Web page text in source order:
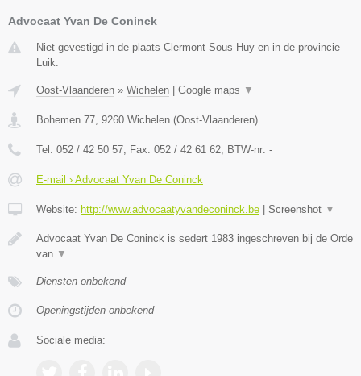
Advocaat Yvan De Coninck
Niet gevestigd in de plaats Clermont Sous Huy en in de provincie
Luik.
Oost-Vlaanderen » Wichelen Google maps ▼
Bohemen 77, 9260 Wichelen (Oost-Vlaanderen)
Tel: 052 / 42 50 57, Fax: 052 / 42 61 62, BTW-nr: -
E-mail › Advocaat Yvan De Coninck
Website: http://www.advocaatyvandeconinck.be Screenshot ▼
Advocaat Yvan De Coninck is sedert 1983 ingeschreven bij de Orde
van ▼
Diensten onbekend
Openingstijden onbekend
Sociale media: